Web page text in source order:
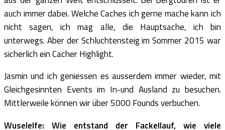
auch immer dabei. Welche Caches ich gerne mache kann ich
nicht sagen, ich mag alle, die Hauptsache, ich bin
unterwegs. Aber der Schluchtensteig im Sommer 2015 war
sicherlich ein Cacher Highlight.
Jasmin und ich geniessen es ausserdem immer wieder, mit
Gleichgesinnten Events im In-und Ausland zu besuchen.
Mittlerweile können wir über 5000 Founds verbuchen.
Wuselelfe: Wie entstand der Fackellauf, wie viele